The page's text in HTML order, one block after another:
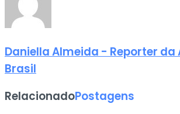
Daniella Almeida - Reporter da
Brasil
RelacionadoPostagens